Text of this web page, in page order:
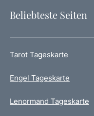
Beliebteste Seiten
Tarot Tageskarte
Engel Tageskarte
Lenormand Tageskarte